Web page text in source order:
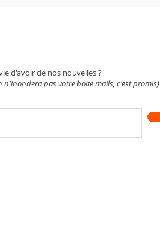
d'avoir de nos nouvelles ?
n'inondera pas votre boite mails, c'est promis)